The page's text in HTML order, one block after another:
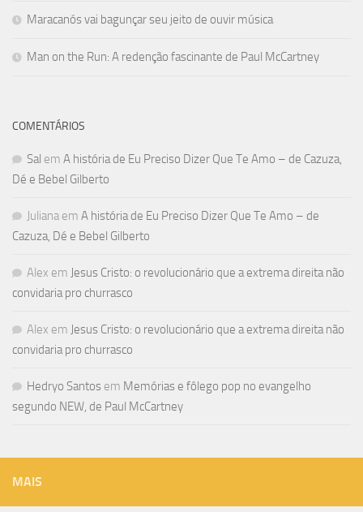
Maracanós vai bagunçar seu jeito de ouvir música
Man on the Run: A redenção fascinante de Paul McCartney
COMENTÁRIOS
Sal em A história de Eu Preciso Dizer Que Te Amo – de Cazuza,
Dé e Bebel Gilberto
Juliana em A história de Eu Preciso Dizer Que Te Amo – de
Cazuza, Dé e Bebel Gilberto
Alex em Jesus Cristo: o revolucionário que a extrema direita não
convidaria pro churrasco
Alex em Jesus Cristo: o revolucionário que a extrema direita não
convidaria pro churrasco
Hedryo Santos em Memórias e fôlego pop no evangelho
segundo NEW, de Paul McCartney
MAIS